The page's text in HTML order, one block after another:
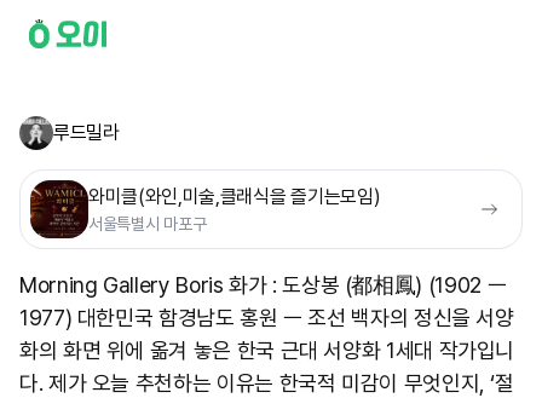
루드밀라
와미클(와인,미술,클래식을 즐기는모임)
서울특별시 마포구
Morning Gallery Boris 화가 : 도상봉 (都相鳳) (1902 ㅡ
1977) 대한민국 함경남도 홍원 ㅡ 조선 백자의 정신을 서양
화의 화면 위에 옮겨 놓은 한국 근대 서양화 1세대 작가입니
다. 제가 오늘 추천하는 이유는 한국적 미감이 무엇인지, ‘절